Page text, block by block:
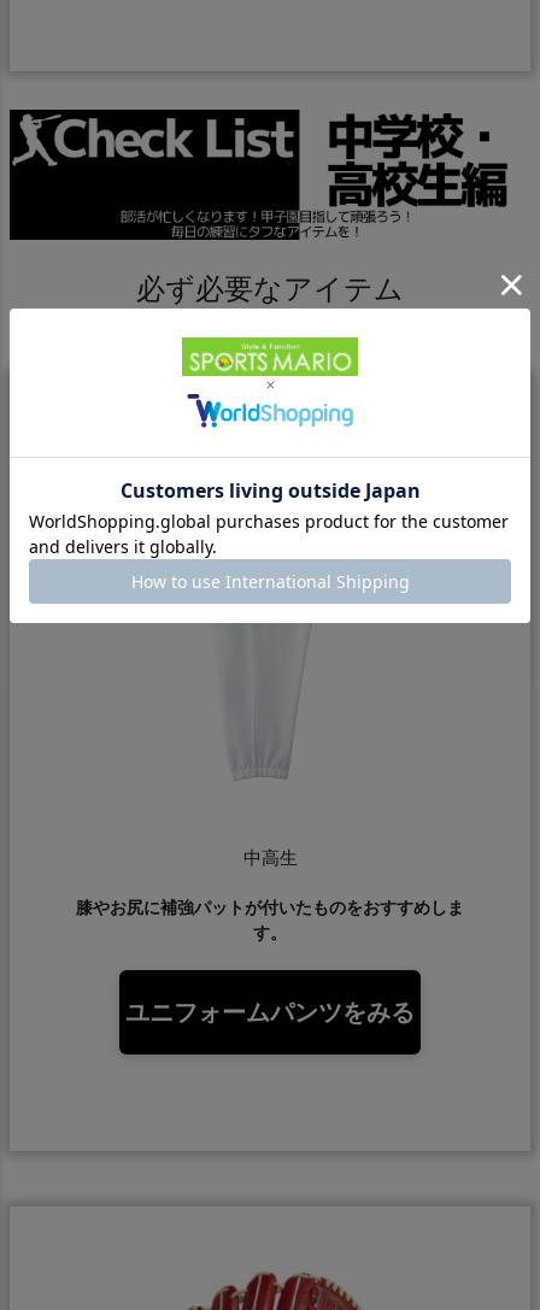
必ず必要なアイテム
中高生
膝やお尻に補強パットが付いたものをおすすめしま
す。
ユニフォームパンツをみる